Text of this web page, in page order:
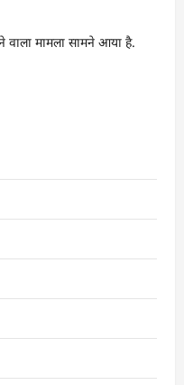
वाला मामला सामने आया है.